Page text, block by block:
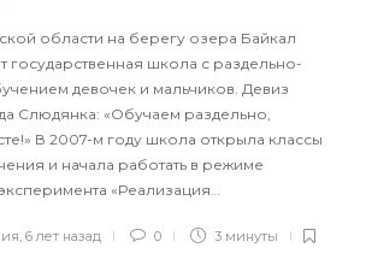
области на берегу озера Байкал
государственная школа с раздельно-
девочек и мальчиков. Девиз
Слюдянка: «Обучаем раздельно,
В 2007-м году школа открыла классы
и начала работать в режиме
«Реализация…
, 6 лет назад 0 3 минуты